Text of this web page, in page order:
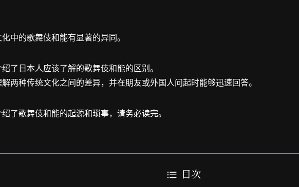
中的歌舞伎和能有显著的异同。
了日本人应该了解的歌舞伎和能的区别。
两种传统文化之间的差异，并在朋友或外国人问起时能够迅速回答。
了歌舞伎和能的起源和琐事，请务必读完。
目次